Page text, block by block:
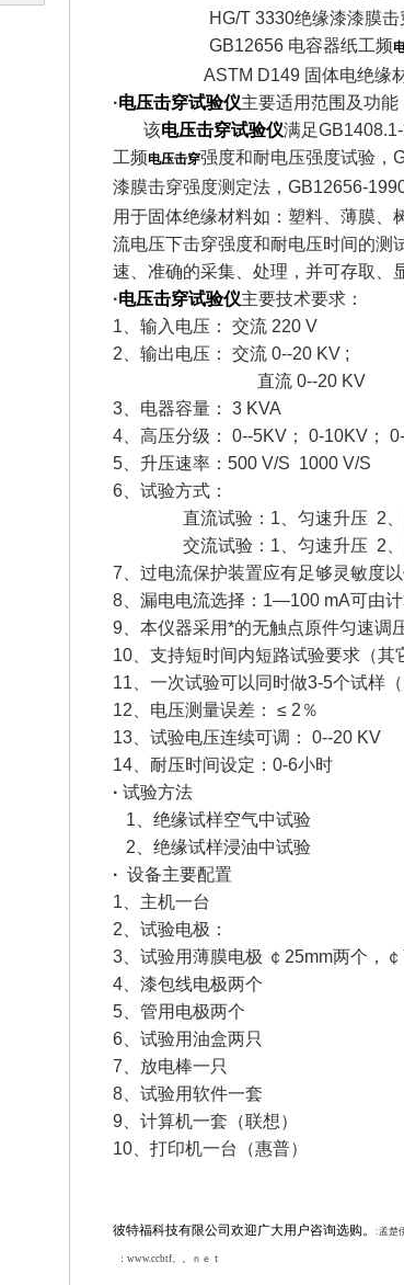
HG/T 3330绝缘漆漆膜击穿
GB12656 电容器纸工频
ASTM D149 固体电绝缘材料在
·电压击穿试验仪主要适用范围及功能
该电压击穿试验仪满足
工频电压击穿强度和耐电压强度试验，
漆膜击穿强度测定法，GB12656-
用于固体绝缘材料如：塑料、薄膜、
流电压下击穿强度和耐电压时间的测
速、准确的采集、处理，并可存取、
·电压击穿试验仪主要技术要求：
1、输入电压： 交流 220 V
2、输出电压： 交流 0--20 KV ;
直流 0--20 KV
3、电器容量： 3 KVA
4、高压分级： 0--5KV； 0-10KV；
5、升压速率：500 V/S 1000 V/S
6、试验方式：
直流试验：1、匀速升压 2、
交流试验：1、匀速升压 2、
7、过电流保护装置应有足够灵敏度
8、漏电电流选择：1—100 mA可由
9、本仪器采用*的无触点原件匀速调
10、支持短时间内短路试验要求（其
11、一次试验可以同时做3-5个试样
12、电压测量误差： ≤ 2％
13、试验电压连续可调： 0--20 KV
14、耐压时间设定：0-6小时
· 试验方法
1、绝缘试样空气中试验
2、绝缘试样浸油中试验
· 设备主要配置
1、主机一台
2、试验电极：
3、试验用薄膜电极 ￠25mm两个，
4、漆包线电极两个
5、管用电极两个
6、试验用油盒两只
7、放电棒一只
8、试验用软件一套
9、计算机一套（联想）
10、打印机一台（惠普）
彼特福科技有限公司欢迎广大用户咨询选购。 :孟楚
：www.ccbtf。。ｎｅｔ